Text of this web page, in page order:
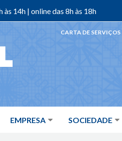
14h | online das 8h às 18h
EMPRESA SOCIEDADE
CARTA DE SERVIÇOS